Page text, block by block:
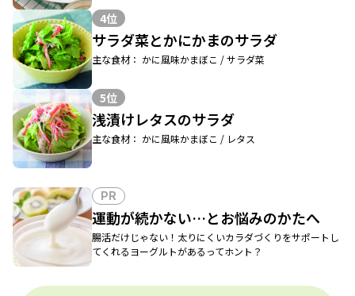
4位
サラダ菜とかにかまのサラダ
主な食材： かに風味かまぼこ / サラダ菜
5位
浅漬けレタスのサラダ
主な食材： かに風味かまぼこ / レタス
PR
運動が続かない…とお悩みのかたへ
腸活だけじゃない！太りにくいカラダづくりをサポートし
てくれるヨーグルトがあるってホント？